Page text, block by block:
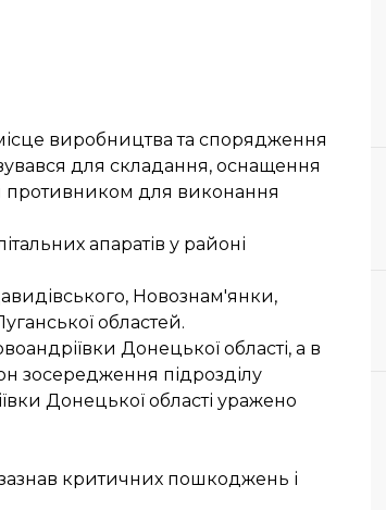
виробництва та спорядження
для складання, оснащення
противником для виконання
апаратів у районі
Новознам'янки,
областей.
Донецької області, а в
зосередження підрозділу
Донецької області уражено
критичних пошкоджень і